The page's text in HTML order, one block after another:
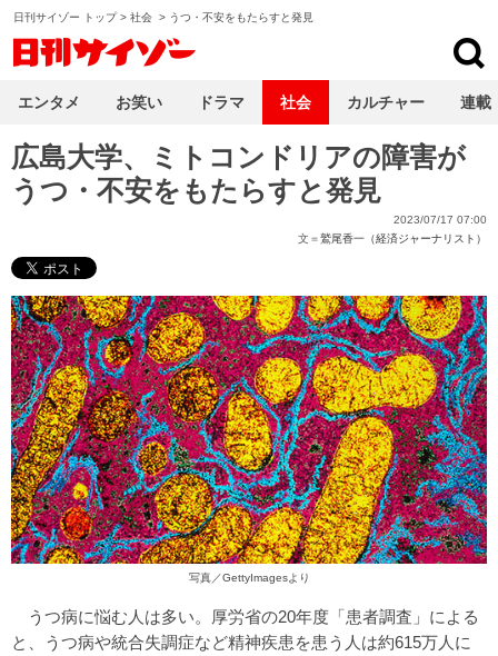
日刊サイゾー トップ> 社会 > うつ・不安をもたらすと発見
広島大学、ミトコンドリアの障害が
うつ・不安をもたらすと発見
2023/07/17 07:00
文＝鷲尾香一（経済ジャーナリスト）
写真／GettyImagesより
うつ病に悩む人は多い。厚労省の20年度「患者調査」による
と、うつ病や統合失調症など精神疾患を患う人は約615万人に
エンタメ お笑い ドラマ 社会 カルチャー 連載